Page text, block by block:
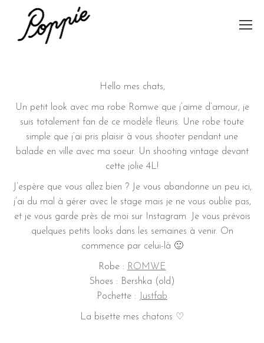
Hello mes chats,
Un petit look avec ma robe Romwe que j’aime d’amour, je
suis totalement fan de ce modèle fleuris. Une robe toute
simple que j’ai pris plaisir à vous shooter pendant une
balade en ville avec ma soeur. Un shooting vintage devant
cette jolie 4L!
J’espère que vous allez bien ? Je vous abandonne un peu ici,
j’ai du mal à gérer avec le stage mais je ne vous oublie pas,
et je vous garde près de moi sur Instagram. Je vous prévois
quelques petits looks dans les semaines à venir. On
commence par celui-là 🙂
Robe : ROMWE
Shoes : Bershka (old)
Pochette :
Justfab
La bisette mes chatons ♡